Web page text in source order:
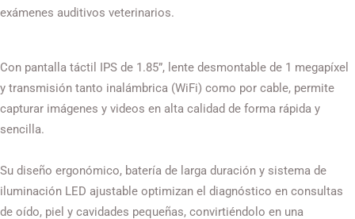
exámenes auditivos veterinarios.
Con pantalla táctil IPS de 1.85”, lente desmontable de 1 megapíxel
y transmisión tanto inalámbrica (WiFi) como por cable, permite
capturar imágenes y videos en alta calidad de forma rápida y
sencilla.
Su diseño ergonómico, batería de larga duración y sistema de
iluminación LED ajustable optimizan el diagnóstico en consultas
de oído, piel y cavidades pequeñas, convirtiéndolo en una